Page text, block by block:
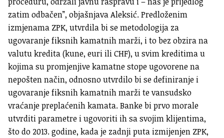
zatim odbačen”, objašnjava Aleksić. Predloženim
izmjenama ZPK, utvrdila bi se metodologija za
ugovaranje fiksnih kamatnih marži, i to bez obzira na
valutu kredita (kune, euri ili CHF), u svim kreditima u
kojima su promjenjive kamatne stope ugovorene na
nepošten način, odnosno ​utvrdilo bi se ​definiranje i
ugovaranje fiksnih kamatnih marži te vansudsko
vraćanje preplaćenih kamata. Banke bi prvo morale
utvrditi parametre i ugovoriti ih sa svojim klijentima,
što do 2013. godine, kada je zadnji puta izmijenjen ZPK,